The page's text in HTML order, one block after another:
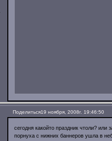
Поделиться19 ноября, 2008г. 19:46:50
сегодня какойто праздник чтоли? или
порнуха с нижних баннеров ушла в